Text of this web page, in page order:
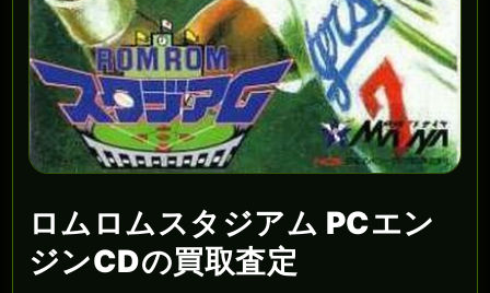
ロムロムスタジアム PCエン
ジンCDの買取査定